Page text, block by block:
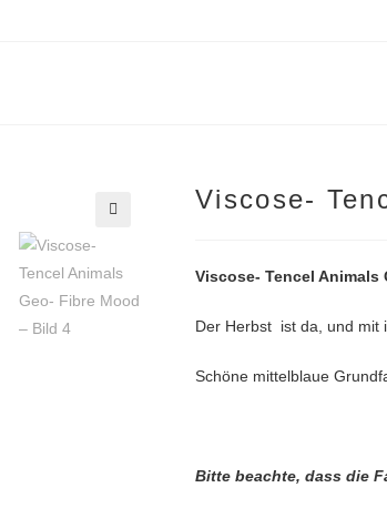
Viscose-
Viscose- Tencel Animals
Der Herbst ist da, und mit
Schöne mittelblaue
Bitte beachte, dass die